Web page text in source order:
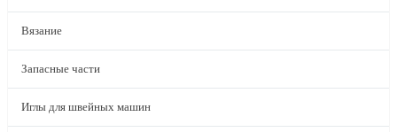
Вязание
Запасные части
Иглы для швейных машин